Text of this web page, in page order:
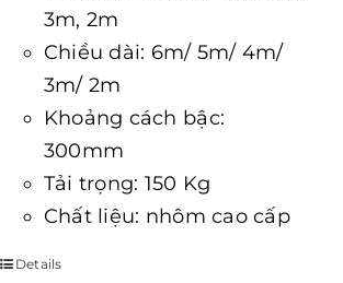
3m, 2m
Chiều dài: 6m/ 5m/ 4m/
3m/ 2m
Khoảng cách bậc:
300mm
Tải trọng: 150 Kg
Chất liệu: nhôm cao cấp
Details